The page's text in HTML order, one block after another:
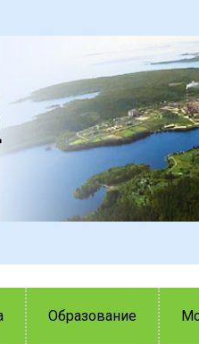
Образование